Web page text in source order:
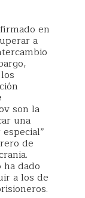
en
a
son la
una
de
dado
a los de